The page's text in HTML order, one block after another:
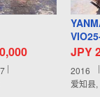
JPY
2016
爱知县